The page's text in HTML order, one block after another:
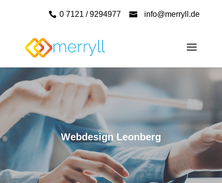
0 7121 / 9294977 info@merryll.de
Webdesign Leonberg